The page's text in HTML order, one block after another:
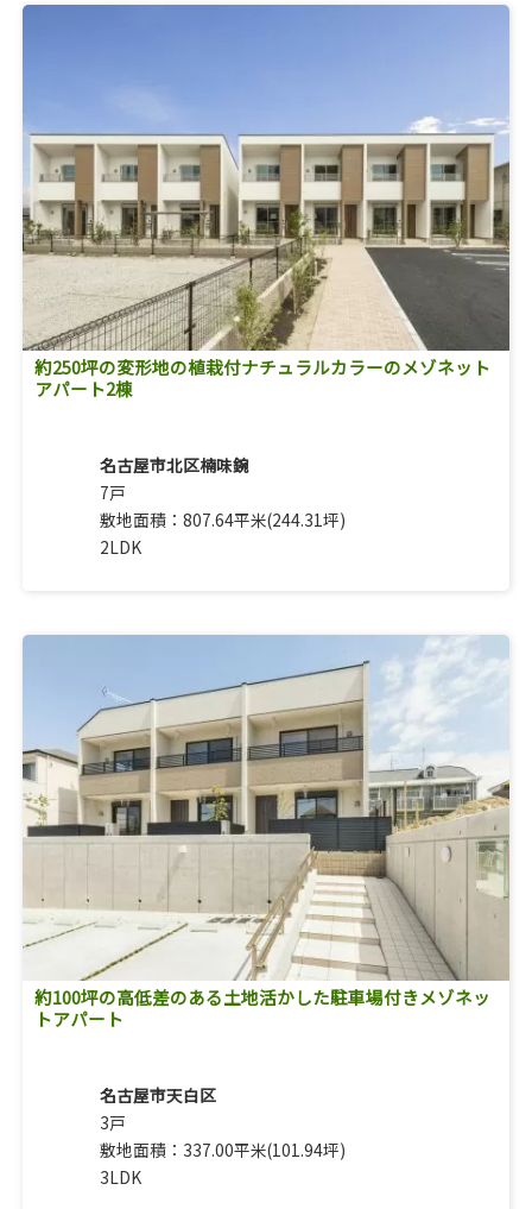
約250坪の変形地の植栽付ナチュラルカラーのメゾネット
アパート2棟
名古屋市北区楠味鋺
7戸
敷地面積：807.64平米(244.31坪)
2LDK
約100坪の高低差のある土地活かした駐車場付きメゾネッ
トアパート
名古屋市天白区
3戸
敷地面積：337.00平米(101.94坪)
3LDK